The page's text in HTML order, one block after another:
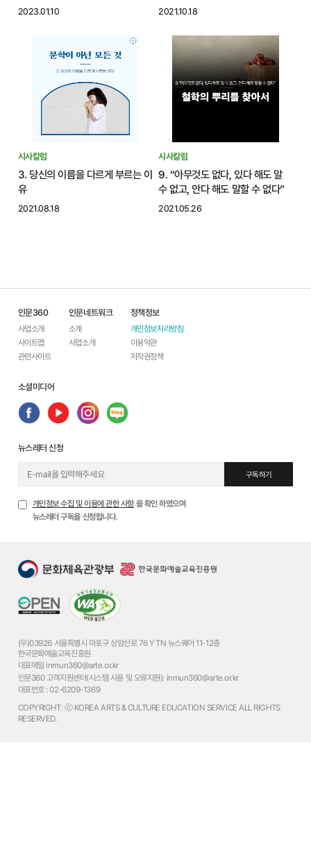
2023.01.10 2021.10.18
시사칼럼
3. 당신의 이름을 다르게 부르는 이
유
2021.08.18
시사칼럼
9. “아무것도 없다, 있다 해도 알
수 없고, 안다 해도 말할 수 없다”
2021.05.26
인문360
사업소개
사이트맵
관련사이트
인문네트워크
소개
사업소개
정책정보
개인정보처리방침
이용약관
저작권정책
소셜미디어
뉴스레터 신청
구독하기
개인정보 수집 및 이용에 관한 사항 을 확인 하였으며
뉴스레터 구독을 신청합니다.
(우)03926 서울특별시 마포구 상암산로 76 YTN 뉴스퀘어 11-12층
한국문화예술교육진흥원
대표메일 inmun360@arte.or.kr
인문360 고객지원센터(시스템 사용 및 오류지원): inmun360@arte.or.kr
대표번호 :02-6209-1369
COPYRIGHT: ⓒ KOREA ARTS & CULTURE EDUCATION SERVICE ALL RIGHTS
RESERVED.